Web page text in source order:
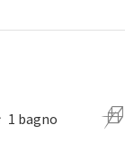
1 bagno